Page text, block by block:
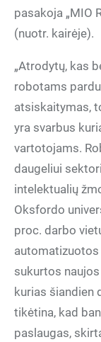
pasakoja „MIO
(nuotr. kairėje).
„Atrodytų, kas
robotams
atsiskaitymas,
yra svarbus
vartotojams.
daugeliui
intelektualių
Oksfordo
proc. darbo
automatizuotos
sukurtos
kurias šiandien
tikėtina, kad
paslaugas,